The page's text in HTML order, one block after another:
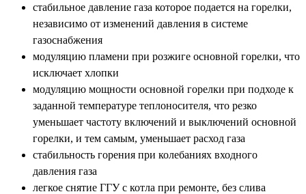
стабильное давление газа которое подается на горелки,
независимо от изменений давления в системе
газоснабжения
модуляцию пламени при розжиге основной горелки, что
исключает хлопки
модуляцию мощности основной горелки при подходе к
заданной температуре теплоносителя, что резко
уменьшает частоту включений и выключений основной
горелки, и тем самым, уменьшает расход газа
стабильность горения при колебаниях входного
давления газа
легкое снятие ГГУ с котла при ремонте, без слива